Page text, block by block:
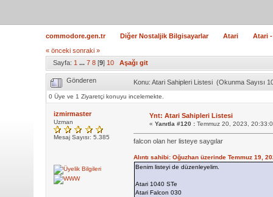
commodore.gen.tr Diğer Nostaljik Bilgisayarlar Atari
Atari
« önceki sonraki »
Sayfa: 1 ... 7 8 [9] 10 Aşağı git
Gönderen Konu: Atari Sahipleri Listesi (Okunma Sayısı
0 Üye ve 1 Ziyaretçi konuyu incelemekte.
izmirmaster
Uzman
Mesaj Sayısı: 5.385
Ynt: Atari Sahipleri Listesi
« Yanıtla #120 :Temmuz 20, 2023,
falcon olan her listeye saygılar
Alıntı sahibi: Oğuzhan üzerinde Temmuz 19,
Benim listeyi de düzenleyelim.
Atari 1040 STe
Atari Falcon 030